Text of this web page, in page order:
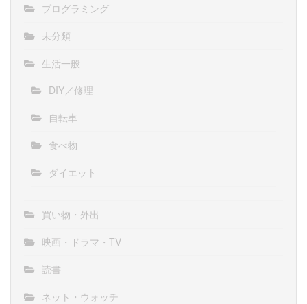
プログラミング
未分類
生活一般
DIY／修理
自転車
食べ物
ダイエット
買い物・外出
映画・ドラマ・TV
読書
ネット・ウォッチ